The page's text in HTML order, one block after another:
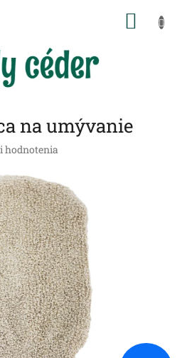
na umývanie
hodnotenia